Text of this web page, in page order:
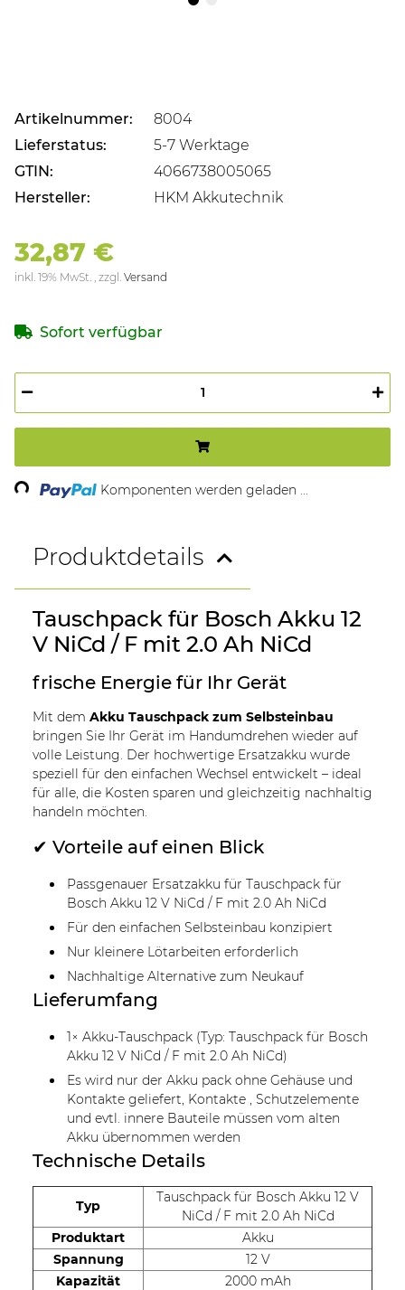
Artikelnummer:
8004
Lieferstatus:
5-7 Werktage
GTIN:
4066738005065
Hersteller:
HKM Akkutechnik
32,87 €
inkl. 19% MwSt. , zzgl. Versand
Sofort verfügbar
Loading... Komponenten werden geladen ...
Produktdetails
Tauschpack für Bosch Akku 12
V NiCd / F mit 2.0 Ah NiCd
frische Energie für Ihr Gerät
Mit dem Akku Tauschpack zum Selbsteinbau
bringen Sie Ihr Gerät im Handumdrehen wieder auf
volle Leistung. Der hochwertige Ersatzakku wurde
speziell für den einfachen Wechsel entwickelt – ideal
für alle, die Kosten sparen und gleichzeitig nachhaltig
handeln möchten.
✔ Vorteile auf einen Blick
Passgenauer Ersatzakku für Tauschpack für
Bosch Akku 12 V NiCd / F mit 2.0 Ah NiCd
Für den einfachen Selbsteinbau konzipiert
Nur kleinere Lötarbeiten erforderlich
Nachhaltige Alternative zum Neukauf
Lieferumfang
1× Akku-Tauschpack (Typ: Tauschpack für Bosch
Akku 12 V NiCd / F mit 2.0 Ah NiCd)
Es wird nur der Akku pack ohne Gehäuse und
Kontakte geliefert, Kontakte , Schutzelemente
und evtl. innere Bauteile müssen vom alten
Akku übernommen werden
Technische Details
Typ
Tauschpack für Bosch Akku 12 V
NiCd / F mit 2.0 Ah NiCd
Produktart
Akku
Spannung
12 V
Kapazität
2000 mAh